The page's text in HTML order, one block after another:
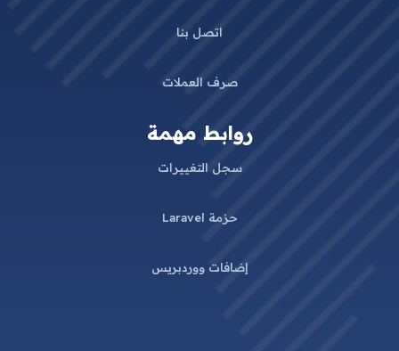
اتصل بنا
صرف العملات
روابط مهمة
سجل التغييرات
حزمة Laravel
إضافات ووردبريس